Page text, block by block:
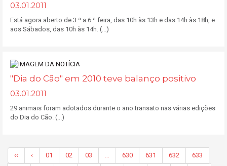
03.01.2011
Está agora aberto de 3.ª a 6.ª feira, das 10h às 13h e das 14h às 18h, e
aos Sábados, das 10h às 14h. (...)
"Dia do Cão" em 2010 teve balanço positivo
03.01.2011
29 animais foram adotados durante o ano transato nas várias edições
do Dia do Cão. (...)
‹‹ ‹ 01 02 03 630 631 632 633